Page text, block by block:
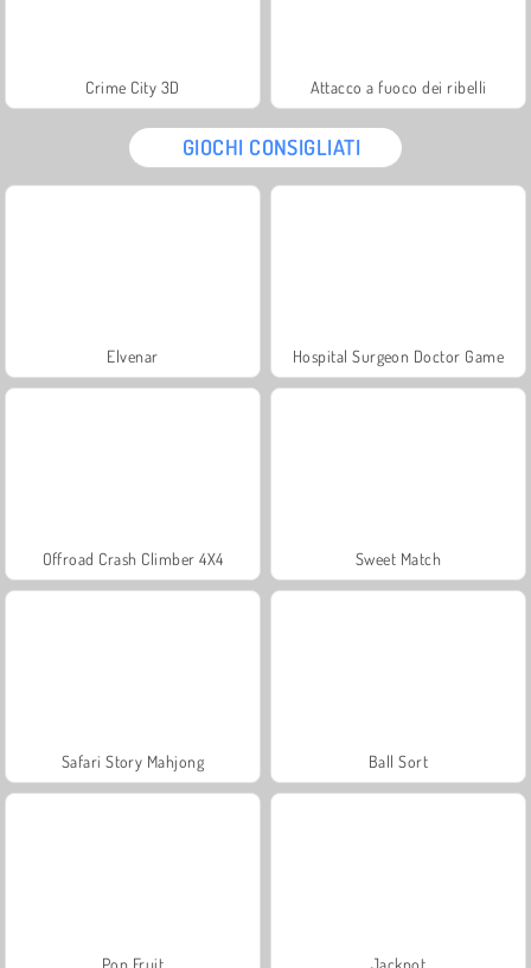
Crime City 3D Attacco a fuoco dei ribelli
GIOCHI CONSIGLIATI
Elvenar Hospital Surgeon Doctor Game
Offroad Crash Climber 4X4 Sweet Match
Safari Story Mahjong Ball Sort
Pop Fruit Jackpot